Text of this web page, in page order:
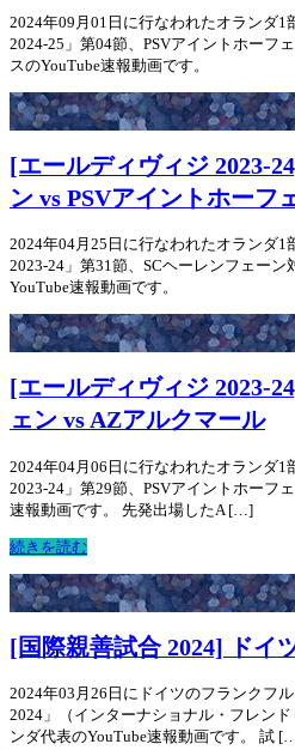
2024年09月01日に行なわれたオランダ1
2024-25」第04節、PSVアイントホーフ
スのYouTube速報動画です。
[エールディヴィジ 2023-
ン vs PSVアイントホーフ
2024年04月25日に行なわれたオランダ1
2023-24」第31節、SCヘーレンフェーン
YouTube速報動画です。
[エールディヴィジ 2023-
ェン vs AZアルクマール
2024年04月06日に行なわれたオランダ1
2023-24」第29節、PSVアイントホーフ
速報動画です。 先発出場したA […]
続きを読む
[国際親善試合 2024] ドイ
2024年03月26日にドイツのフランクフ
2024」（インターナショナル・フレン
ンダ代表のYouTube速報動画です。 試